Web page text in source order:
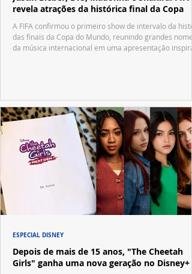
revela atrações da histórica final da Copa
A FIFA confirmou o primeiro show de intervalo da
das finais da Copa do Mundo, reunindo grandes nomes
da música internacional em uma apresentação
Depois de mais de 15 anos, "The Cheetah
Girls" ganha uma nova geração no Disney+
ESPECIAL DISNEY